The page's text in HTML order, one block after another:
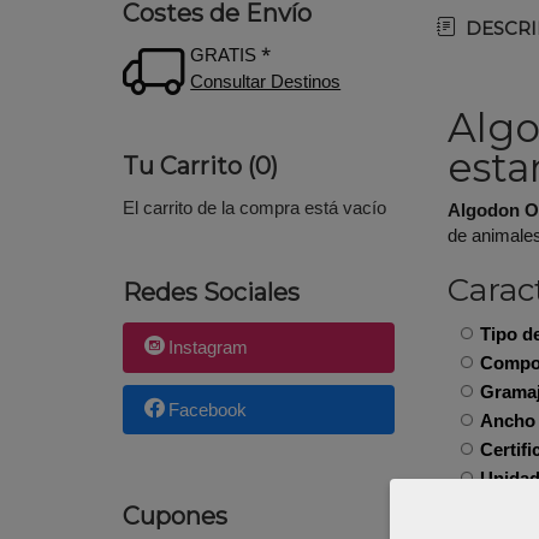
Costes de Envío
GRATIS *
Consultar Destinos
Tu Carrito (0)
El carrito de la compra está vacío
Redes Sociales
Instagram
Facebook
Cupones
Algodon
de
Tipo